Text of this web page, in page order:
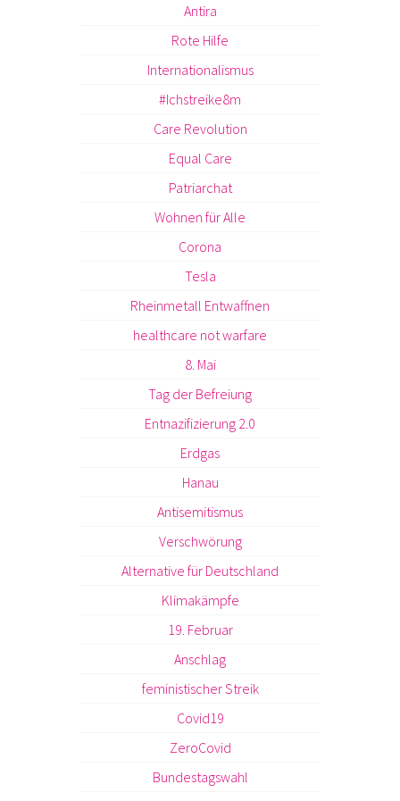
Antira
Rote Hilfe
Internationalismus
#Ichstreike8m
Care Revolution
Equal Care
Patriarchat
Wohnen für Alle
Corona
Tesla
Rheinmetall Entwaffnen
healthcare not warfare
8. Mai
Tag der Befreiung
Entnazifizierung 2.0
Erdgas
Hanau
Antisemitismus
Verschwörung
Alternative für Deutschland
Klimakämpfe
19. Februar
Anschlag
feministischer Streik
Covid19
ZeroCovid
Bundestagswahl